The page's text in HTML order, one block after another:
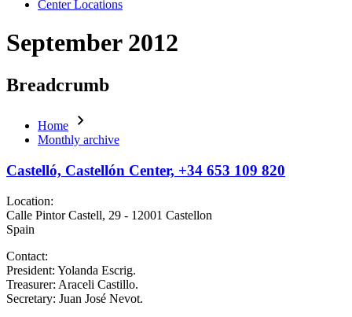
Center Locations
September 2012
Breadcrumb
Home
Monthly archive
Castelló, Castellón Center, +34 653 109 820
Location:
Calle Pintor Castell, 29 - 12001 Castellon
Spain
Contact:
President: Yolanda Escrig.
Treasurer: Araceli Castillo.
Secretary: Juan José Nevot.